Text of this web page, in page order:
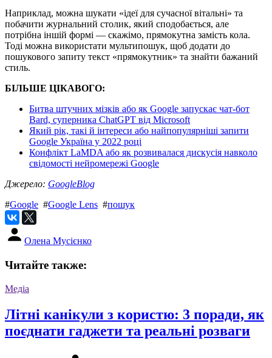
Наприклад, можна шукати «ідеї для сучасної вітальні» та
побачити журнальний столик, який сподобається, але
потрібна іншій формі — скажімо, прямокутна замість кола.
Тоді можна використати мультипошук, щоб додати до
пошукового запиту текст «прямокутник» та знайти бажаний
стиль.
БІЛЬШЕ ЦІКАВОГО:
Битва штучних мізків або як Google запускає чат-бот
Bard, суперника ChatGPT від Microsoft
Який рік, такі й інтереси або найпопулярніші запити
Google Україна у 2022 році
Конфлікт LaMDA або як розвивалася дискусія навколо
свідомості нейромережі Google
Джерело: GoogleBlog
#Google #Google Lens #пошук
Олена Мусієнко
Читайте также:
Медіа
Літні канікули з користю: 3 поради, як
поєднати гаджети та реальні розваги